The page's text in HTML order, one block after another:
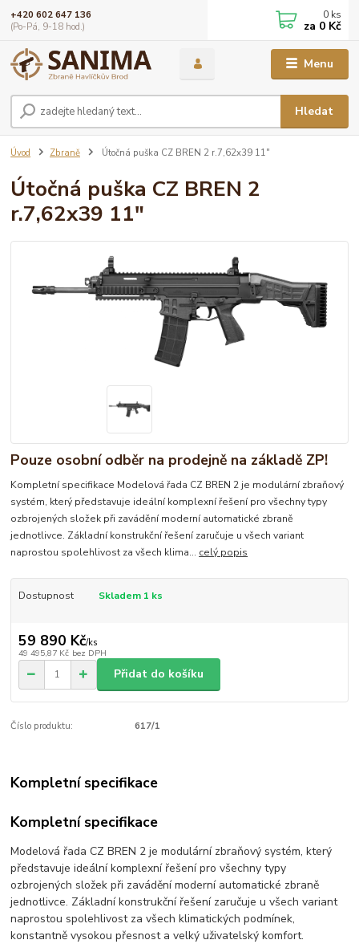
Menu
Hledat
+420 602 647 136
(Po-Pá, 9-18 hod.)
0 ks
za 0 Kč
Úvod Zbraně Útočná puška CZ BREN 2 r.7,62x39 11"
Útočná puška CZ BREN 2
r.7,62x39 11"
Pouze osobní odběr na prodejně na základě ZP!
Kompletní specifikace Modelová řada CZ BREN 2 je modulární zbraňový
systém, který představuje ideální komplexní řešení pro všechny typy
ozbrojených složek při zavádění moderní automatické zbraně
jednotlivce. Základní konstrukční řešení zaručuje u všech variant
naprostou spolehlivost za všech klima... celý popis
Dostupnost Skladem 1 ks
59 890 Kč/ks
49 495,87 Kč bez DPH
Přidat do košíku
Číslo produktu: 617/1
Kompletní specifikace
Kompletní specifikace
Modelová řada CZ BREN 2 je modulární zbraňový systém, který
představuje ideální komplexní řešení pro všechny typy
ozbrojených složek při zavádění moderní automatické zbraně
jednotlivce. Základní konstrukční řešení zaručuje u všech variant
naprostou spolehlivost za všech klimatických podmínek,
konstantně vysokou přesnost a velký uživatelský komfort.